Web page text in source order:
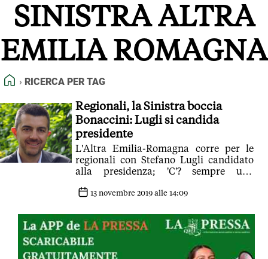
FEED RSS
NORMATIVE DEONTOLOGICHE
SINISTRA ALTRA
EMILIA ROMAGNA
HOME
RICERCA PER TAG
Regionali, la Sinistra boccia
Bonaccini: Lugli si candida
presidente
L'Altra Emilia-Romagna corre per le
regionali con Stefano Lugli candidato
alla presidenza; 'C'? sempre una
13 novembre 2019 alle 14:09